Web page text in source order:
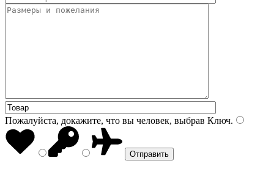
Пожалуйста, докажите, что вы человек, выбрав Ключ.